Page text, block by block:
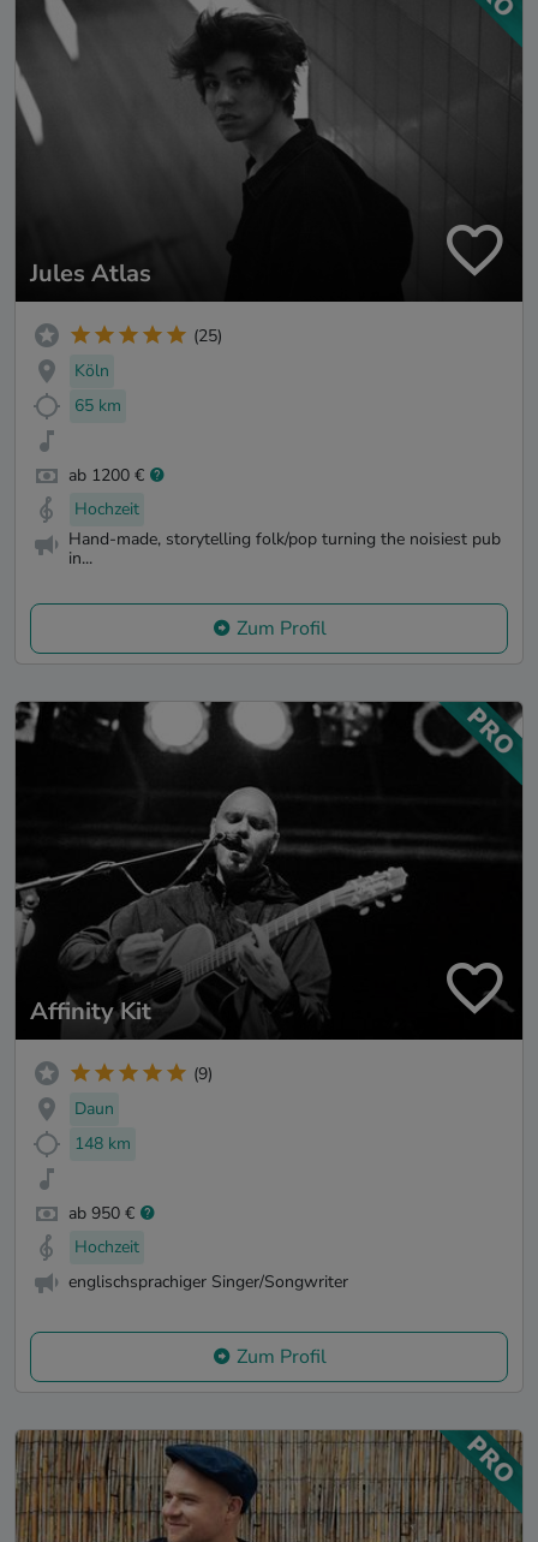
Jules Atlas
(25)
Köln
65 km
ab 1200 €
Hochzeit
Hand-made, storytelling folk/pop turning the noisiest pub
in...
Zum Profil
Affinity Kit
(9)
Daun
148 km
ab 950 €
Hochzeit
englischsprachiger Singer/Songwriter
Zum Profil